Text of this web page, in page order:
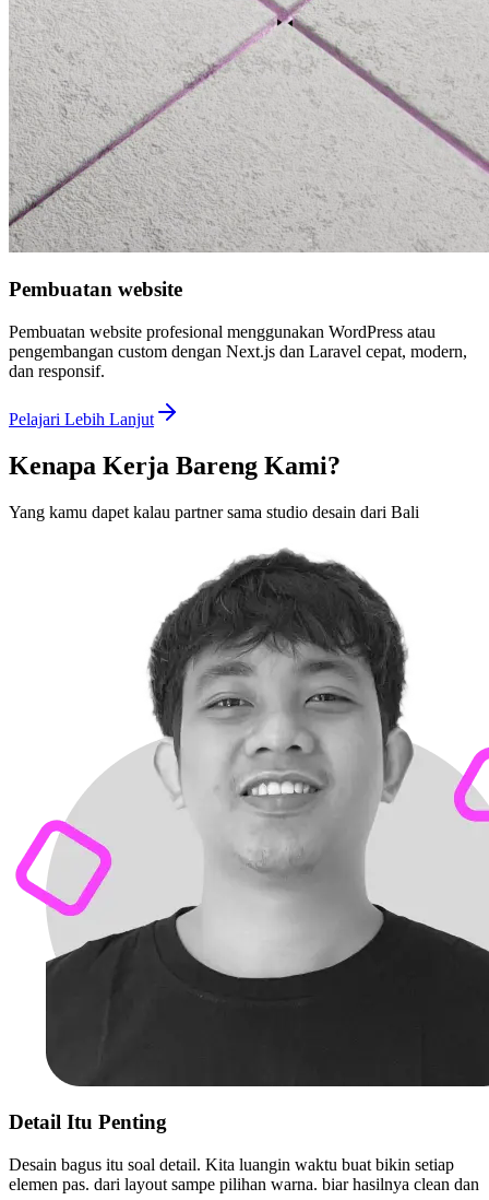
Pembuatan website
Pembuatan website profesional menggunakan WordPress atau
pengembangan custom dengan Next.js dan Laravel cepat, modern,
dan responsif.
Pelajari Lebih Lanjut
Kenapa Kerja Bareng Kami?
Yang kamu dapet kalau partner sama studio desain dari Bali
Detail Itu Penting
Desain bagus itu soal detail. Kita luangin waktu buat bikin setiap
elemen pas. dari layout sampe pilihan warna. biar hasilnya clean dan